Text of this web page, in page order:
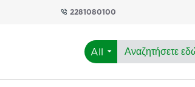
2281080100
All